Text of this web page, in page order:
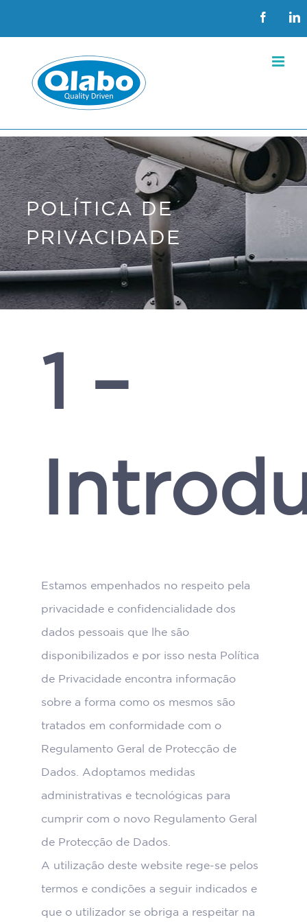
to
POLÍTICA DE
PRIVACIDADE
1 –
Estamos empenhados no respeito pela
privacidade e confidencialidade dos
dados pessoais que lhe são
disponibilizados e por isso nesta Política
de Privacidade encontra informação
sobre a forma como os mesmos são
tratados em conformidade com o
Regulamento Geral de Protecção de
Dados. Adoptamos medidas
administrativas e tecnológicas para
cumprir com o novo Regulamento Geral
de Protecção de Dados.
A utilização deste website rege-se pelos
termos e condições a seguir indicados e
que o utilizador se obriga a respeitar na